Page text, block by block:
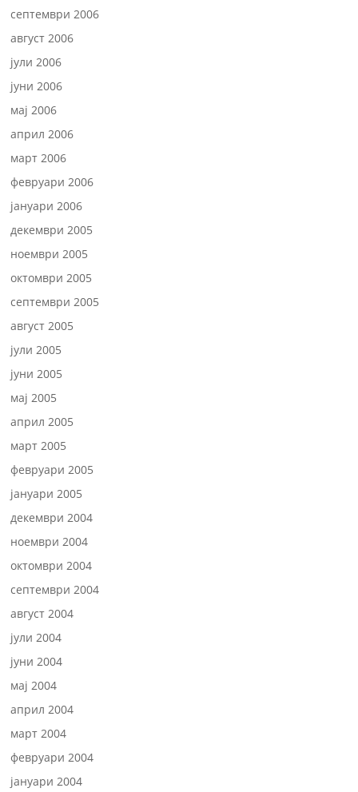
септември 2006
август 2006
јули 2006
јуни 2006
мај 2006
април 2006
март 2006
февруари 2006
јануари 2006
декември 2005
ноември 2005
октомври 2005
септември 2005
август 2005
јули 2005
јуни 2005
мај 2005
април 2005
март 2005
февруари 2005
јануари 2005
декември 2004
ноември 2004
октомври 2004
септември 2004
август 2004
јули 2004
јуни 2004
мај 2004
април 2004
март 2004
февруари 2004
јануари 2004